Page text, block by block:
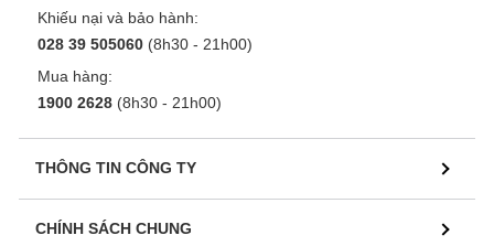
Khiếu nại và bảo hành:
028 39 505060 (8h30 - 21h00)
Mua hàng:
1900 2628 (8h30 - 21h00)
THÔNG TIN CÔNG TY
CHÍNH SÁCH CHUNG